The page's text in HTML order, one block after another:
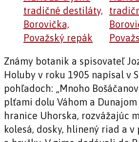
Známy botanik a spisovateľ
Holuby v roku 1905 napísal v
pohľadoch: „Mnoho
plťami dolu Váhom a Dunajom
hranice Uhorska, rozvážajúc
kolesá, dosky, hlinený riad a